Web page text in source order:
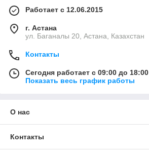
Работает с 12.06.2015
г. Астана
ул. Баганалы 20, Астана, Казахстан
Контакты
Сегодня работает с 09:00 до 18:00
Показать весь график работы
О нас
Контакты